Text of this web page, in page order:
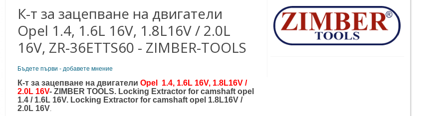
К-т за зацепване на двигатели
Opel 1.4, 1.6L 16V, 1.8L16V / 2.0L
16V, ZR-36ETTS60 - ZIMBER-TOOLS
Бъдете първи - добавете мнение
К-т за зацепване на двигателиOpel
1.4, 1.6L 16V, 1.8L16V /
2.0L 16V- ZIMBER TOOLS. Locking Extractor for camshaft opel
1.4 / 1.6L 16V. Locking Extractor for camshaft opel 1.8L16V /
2.0L 16V.